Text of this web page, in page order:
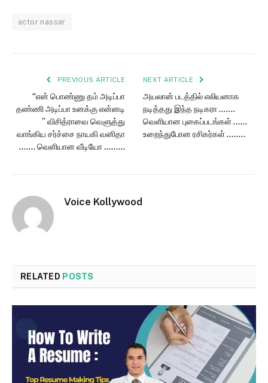
actor nassar
PREVIOUS ARTICLE
“என் பொண்ணு தம் அடிப்பா
தண்ணி அடிப்பா உனக்கு என்னடி
” விசித்ராவை வெளுத்து
வாங்கிய சர்ச்சை நாயகி வனிதா
……. வெளியான வீடியோ ………
NEXT ARTICLE
அயலான் படத்தில் எலியனாக
நடித்தது இந்த நடிகரா …….
வெளியான புகைப்படங்கள் ……
உறைந்துபோன ரசிகர்கள் ……..
Voice Kollywood
RELATED POSTS